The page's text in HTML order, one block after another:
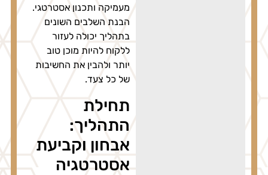
מעמיקה ותכנון אסטרטגי.
הבנת השלבים השונים
בתהליך יכולה לעזור
ללקוח להיות מוכן טוב
יותר ולהבין את החשיבות
של כל צעד.
תחילת
התהליך:
אבחון וקביעת
אסטרטגיה